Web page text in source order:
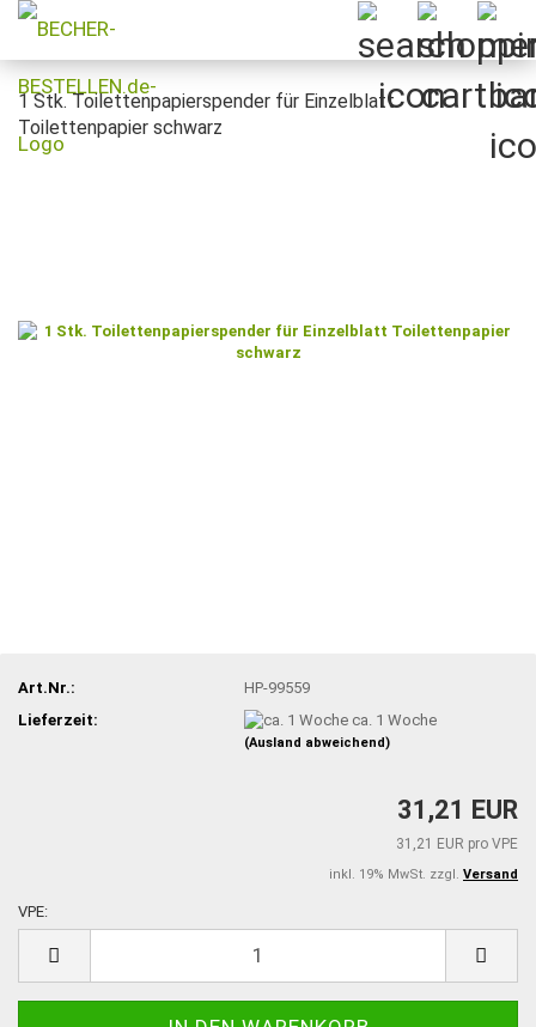
1 Stk. Toilettenpapierspender für Einzelblatt
Toilettenpapier schwarz
Art.Nr.:
HP-99559
Lieferzeit:
ca. 1 Woche
(Ausland abweichend)
31,21 EUR
31,21 EUR pro VPE
inkl. 19% MwSt. zzgl. Versand
VPE: